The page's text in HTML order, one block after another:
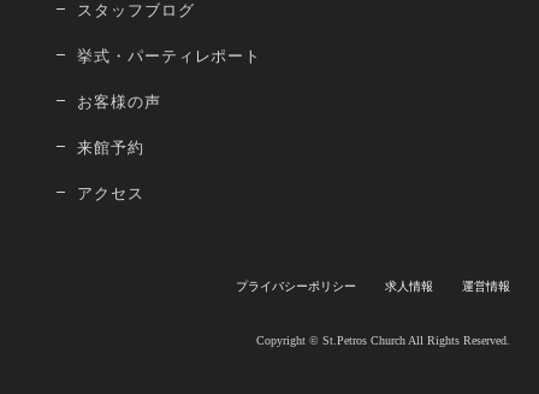
スタッフブログ
挙式・パーティレポート
お客様の声
来館予約
アクセス
プライバシーポリシー 求人情報 運営情報
Copyright © St.Petros Church All Rights Reserved.